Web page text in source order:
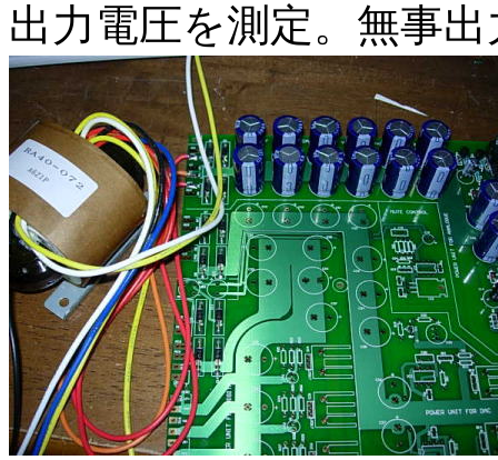
出力電圧を測定。無事